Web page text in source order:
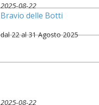
2025-08-22
Bravio delle Botti
dal 22 al 31 Agosto 2025
2025-08-22